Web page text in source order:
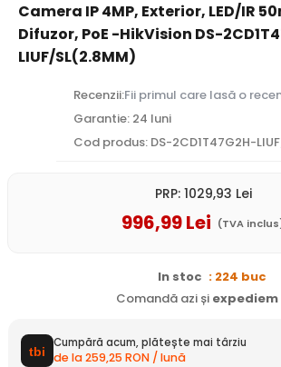
Camera IP 4MP, Exterior, LED/IR
Difuzor, PoE -HikVision DS-
LIUF/SL(2.8MM)
Recenzii:Fii primul care lasă o
Garantie: 24 luni
Cod produs: DS-2CD1T47G2H-
PRP: 1029,93 Lei
996,99Lei (TVA
In stoc : 224 buc
Comandă azi și expediem
Cumpără acum, plătește mai târziu
de la 259,25 RON / lună